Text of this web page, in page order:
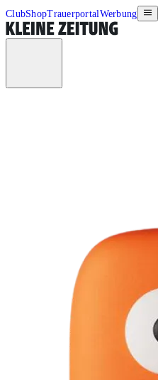
ClubShopTrauerportalWerbung